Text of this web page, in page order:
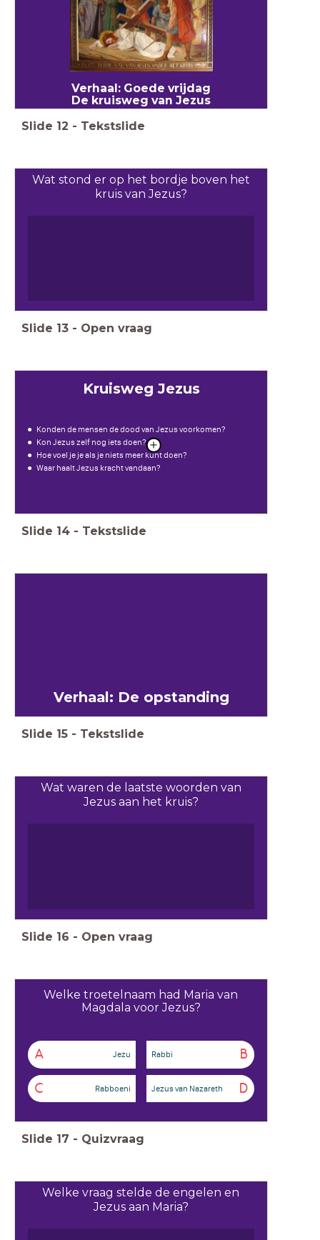
Verhaal: Goede vrijdag
De kruisweg van Jezus
Slide 12 - Tekstslide
Wat stond er op het bordje boven het
kruis van Jezus?
Slide 13 - Open vraag
Kruisweg Jezus
Konden de mensen de dood van Jezus voorkomen?
Kon Jezus zelf nog iets doen?
Hoe voel je je als je niets meer kunt doen?
Waar haalt Jezus kracht vandaan?
Slide 14 - Tekstslide
Verhaal: De opstanding
Slide 15 - Tekstslide
Wat waren de laatste woorden van
Jezus aan het kruis?
Slide 16 - Open vraag
Welke troetelnaam had Maria van
Magdala voor Jezus?
A Jezu B
Rabbi
C Rabboeni D
Jezus van Nazareth
Slide 17 - Quizvraag
Welke vraag stelde de engelen en
Jezus aan Maria?